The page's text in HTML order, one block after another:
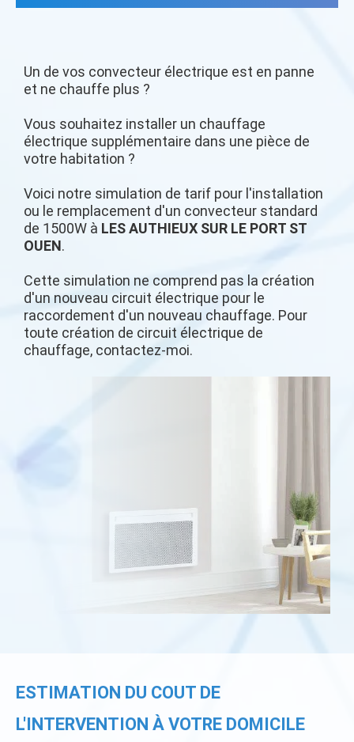
Un de vos convecteur électrique est en panne
et ne chauffe plus ?
Vous souhaitez installer un chauffage
électrique supplémentaire dans une pièce de
votre habitation ?
Voici notre simulation de tarif pour l'installation
ou le remplacement d'un convecteur standard
de 1500W à LES AUTHIEUX SUR LE PORT ST
OUEN.
Cette simulation ne comprend pas la création
d'un nouveau circuit électrique pour le
raccordement d'un nouveau chauffage. Pour
toute création de circuit électrique de
chauffage, contactez-moi.
ESTIMATION DU COUT DE
L'INTERVENTION À VOTRE DOMICILE